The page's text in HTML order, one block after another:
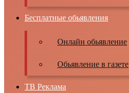
Бесплатные обьявления
Онлайн обьявление
Обьявление в газете
ТВ Реклама